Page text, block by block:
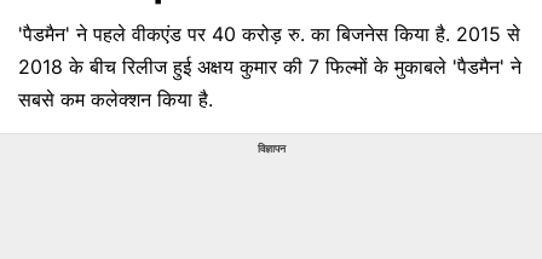
'पैडमैन' ने पहले वीकएंड पर 40 करोड़ रु. का बिजनेस किया है. 2015 से
2018 के बीच रिलीज हुई अक्षय कुमार की 7 फिल्मों के मुकाबले 'पैडमैन' ने
सबसे कम कलेक्शन किया है.
विज्ञापन